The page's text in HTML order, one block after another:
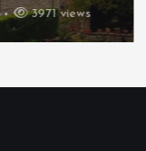
3971 views